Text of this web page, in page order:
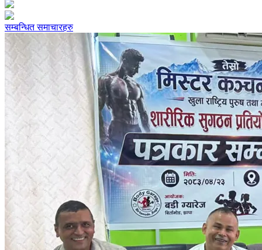
सम्बन्धित समाचारहरु